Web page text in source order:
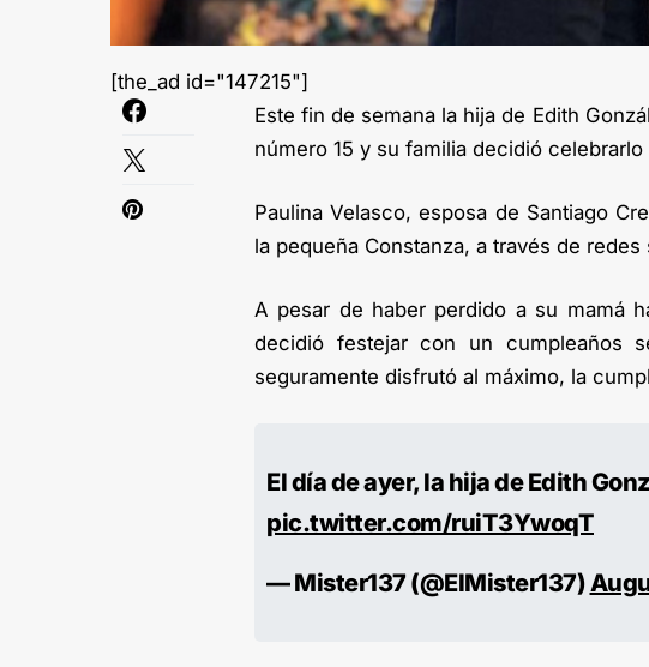
[the_ad id="147215"]
Este fin de semana la hija de Edith
número 15 y su familia decidió
Paulina Velasco, esposa de Santiago
la pequeña Constanza, a través de redes
A pesar de haber perdido a su mamá
decidió festejar con un cumpleaños
seguramente disfrutó al máximo, la
El día de ayer, la hija de Edith
pic.twitter.com/ruiT3YwoqT
— Mister137 (@ElMister137)